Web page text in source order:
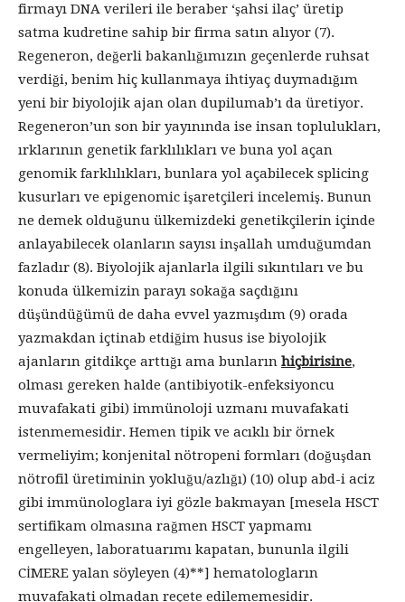
firmayı DNA verileri ile beraber ‘şahsi ilaç’ üretip
satma kudretine sahip bir firma satın alıyor (7).
Regeneron, değerli bakanlığımızın geçenlerde ruhsat
verdiği, benim hiç kullanmaya ihtiyaç duymadığım
yeni bir biyolojik ajan olan dupilumab’ı da üretiyor.
Regeneron’un son bir yayınında ise insan toplulukları,
ırklarının genetik farklılıkları ve buna yol açan
genomik farklılıkları, bunlara yol açabilecek splicing
kusurları ve epigenomic işaretçileri incelemiş. Bunun
ne demek olduğunu ülkemizdeki genetikçilerin içinde
anlayabilecek olanların sayısı inşallah umduğumdan
fazladır (8). Biyolojik ajanlarla ilgili sıkıntıları ve bu
konuda ülkemizin parayı sokağa saçdığını
düşündüğümü de daha evvel yazmışdım (9) orada
yazmakdan içtinab etdiğim husus ise biyolojik
ajanların gitdikçe arttığı ama bunların hiçbirisine,
olması gereken halde (antibiyotik-enfeksiyoncu
muvafakati gibi) immünoloji uzmanı muvafakati
istenmemesidir. Hemen tipik ve acıklı bir örnek
vermeliyim; konjenital nötropeni formları (doğuşdan
nötrofil üretiminin yokluğu/azlığı) (10) olup abd-i aciz
gibi immünologlara iyi gözle bakmayan [mesela HSCT
sertifikam olmasına rağmen HSCT yapmamı
engelleyen, laboratuarımı kapatan, bununla ilgili
CİMERE yalan söyleyen (4)**] hematologların
muvafakati olmadan reçete edilememesidir.